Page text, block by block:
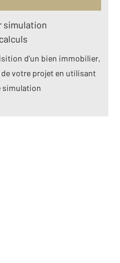
simulation
d’un bien immobilier,
votre projet en utilisant
simulation